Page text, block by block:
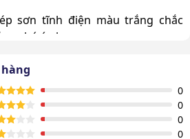
sơn tĩnh điện màu trắng chắc
chú ý như sau:
thương hiệu nổi tiếng, cho hiệu
làm từ đồng cao cấp, thiết kế
0
0
0
0